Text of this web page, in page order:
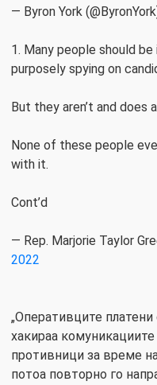
— Byron York
1. Many people should
purposely spying on
But they aren’t and does
None of these people
with it.
Cont’d
— Rep. Marjorie Taylor
2022
„Оперативците
хакираа
противници за време
потоа повторно го